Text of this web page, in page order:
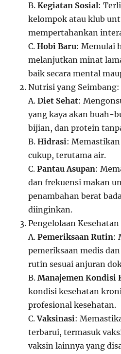
B.Kegiatan Sosial:
kelompok atau klub
mempertahankan
C.Hobi Baru: Memulai
melanjutkan minat
baik secara mental
Nutrisi yang Seimbang:
A.Diet Sehat:
yang kaya akan buah-
bijian, dan protein
B.Hidrasi:
cukup, terutama air.
C.Pantau Asupan:
dan frekuensi makan
penambahan berat
diinginkan.
Pengelolaan
A.Pemeriksaan Rutin:
pemeriksaan medis
rutin sesuai anjuran
B.Manajemen Kondisi
kondisi kesehatan
profesional kesehatan.
C.Vaksinasi:
terbarui, termasuk
vaksin lainnya yang